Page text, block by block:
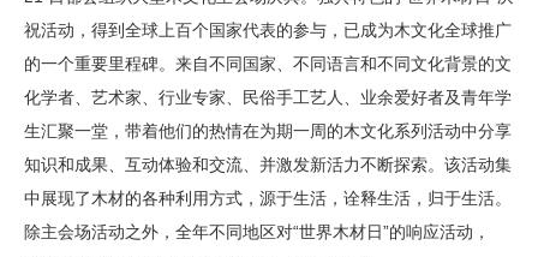
祝活动，得到全球上百个国家代表的参与，已成为木文化全球推广
的一个重要里程碑。来自不同国家、不同语言和不同文化背景的文
化学者、艺术家、行业专家、民俗手工艺人、业余爱好者及青年学
生汇聚一堂，带着他们的热情在为期一周的木文化系列活动中分享
知识和成果、互动体验和交流、并激发新活力不断探索。该活动集
中展现了木材的各种利用方式，源于生活，诠释生活，归于生活。
除主会场活动之外，全年不同地区对“世界木材日”的响应活动，